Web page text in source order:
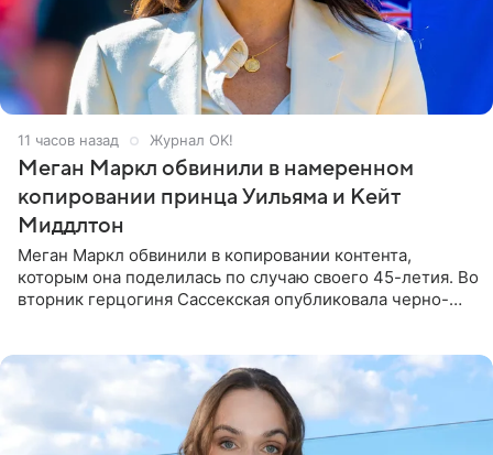
11 часов назад Журнал OK!
Меган Маркл обвинили в намеренном
копировании принца Уильяма и Кейт
Миддлтон
Меган Маркл обвинили в копировании контента,
которым она поделилась по случаю своего 45-летия. Во
вторник герцогиня Сассекская опубликовала черно-